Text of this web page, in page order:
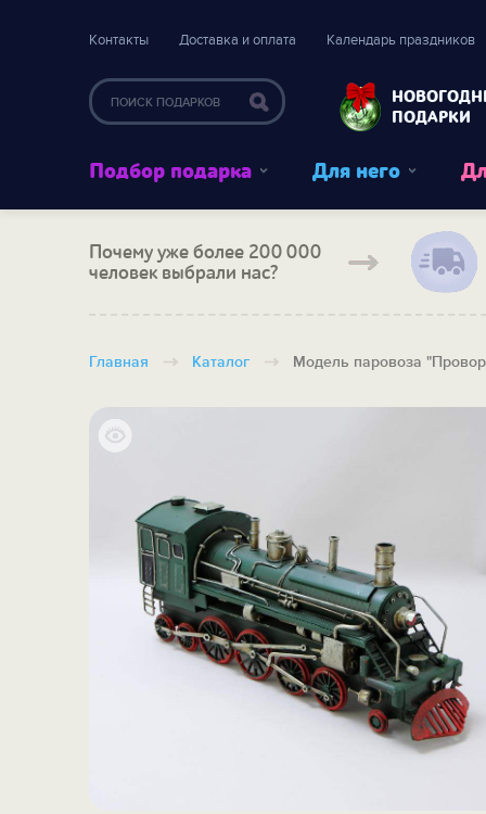
Контакты Доставка и оплата Календарь праздников
ПОДАРКИ
Подбор подарка Для него
Почему уже более 200 000
человек выбрали нас?
Главная Каталог Модель паровоза